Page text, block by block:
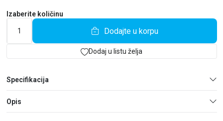
Izaberite količinu
Dodajte u korpu
Dodaj u listu želja
Specifikacija
Opis